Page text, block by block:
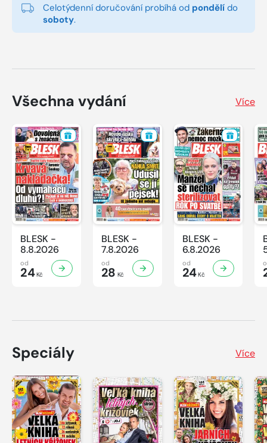
Celotýdenní doručování probíhá od pondělí do
soboty.
Všechna vydání Více
BLESK -
8.8.2026
od
24Kč
BLESK -
7.8.2026
od
28 Kč
BLESK -
6.8.2026
od
24Kč
Speciály Více